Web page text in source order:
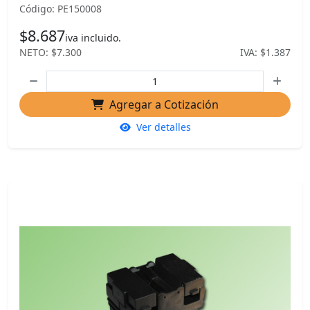
Código: PE150008
$8.687iva incluido.
NETO: $7.300
IVA: $1.387
Agregar a Cotización
Ver detalles